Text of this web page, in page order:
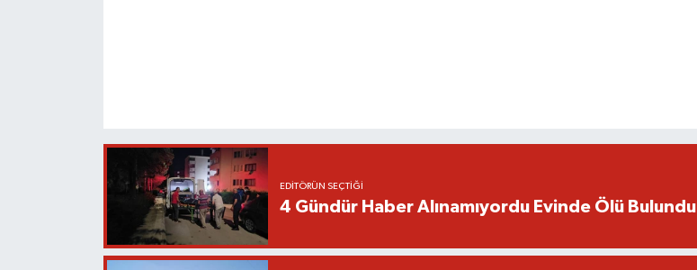
EDITÖRÜN SEÇTIĞI
4 Gündür Haber Alınamıyordu Evinde Ölü Bulundu